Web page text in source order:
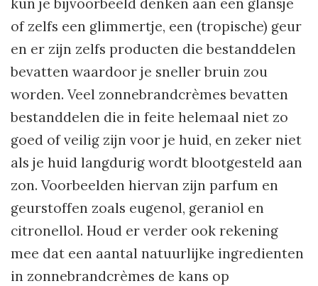
kun je bijvoorbeeld denken aan een glansje
of zelfs een glimmertje, een (tropische) geur
en er zijn zelfs producten die bestanddelen
bevatten waardoor je sneller bruin zou
worden. Veel zonnebrandcrèmes bevatten
bestanddelen die in feite helemaal niet zo
goed of veilig zijn voor je huid, en zeker niet
als je huid langdurig wordt blootgesteld aan
zon. Voorbeelden hiervan zijn parfum en
geurstoffen zoals eugenol, geraniol en
citronellol. Houd er verder ook rekening
mee dat een aantal natuurlijke ingredienten
in zonnebrandcrèmes de kans op